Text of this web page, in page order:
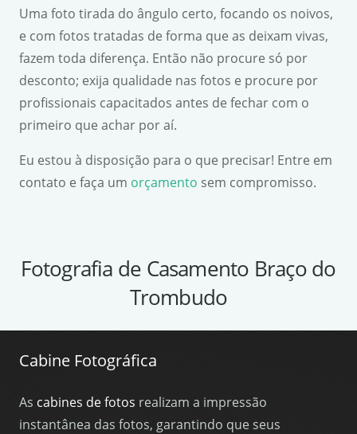
Uma foto tirada do ângulo certo, focando os noivos,
e com fotos tratadas de forma que as deixam vivas,
fazem toda diferença. Então não procure só por
desconto; exija qualidade nas fotos e procure por
profissionais capacitados antes de fechar com o
primeiro que achar por aí.
Eu estou à disposição para o que precisar! Entre em
contato e faça um orçamento sem compromisso.
Fotografia de Casamento Braço do
Trombudo
Cabine Fotográfica
As cabines de fotos realizam a impressão
instantânea das fotos, garantindo que seus